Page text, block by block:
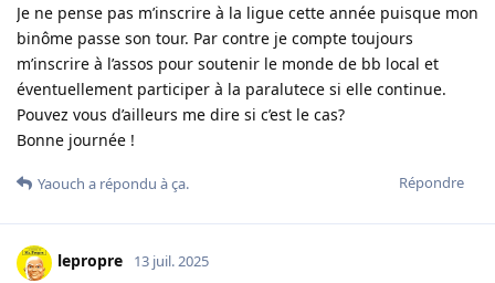
Je ne pense pas m’inscrire à la ligue cette année puisque mon
binôme passe son tour. Par contre je compte toujours
m’inscrire à l’assos pour soutenir le monde de bb local et
éventuellement participer à la paralutece si elle continue.
Pouvez vous d’ailleurs me dire si c’est le cas?
Bonne journée !
Répondre
Yaouch a répondu à ça.
lepropre 13 juil. 2025